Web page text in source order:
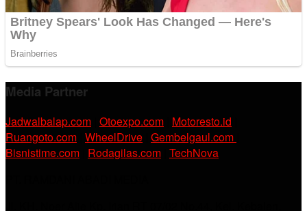
Media Partner
Jadwalbalap.com Otoexpo.com Motoresto.id
Ruangoto.com WheelDrive Gembelgaul.com
Bisnistime.com Rodagilas.com TechNova